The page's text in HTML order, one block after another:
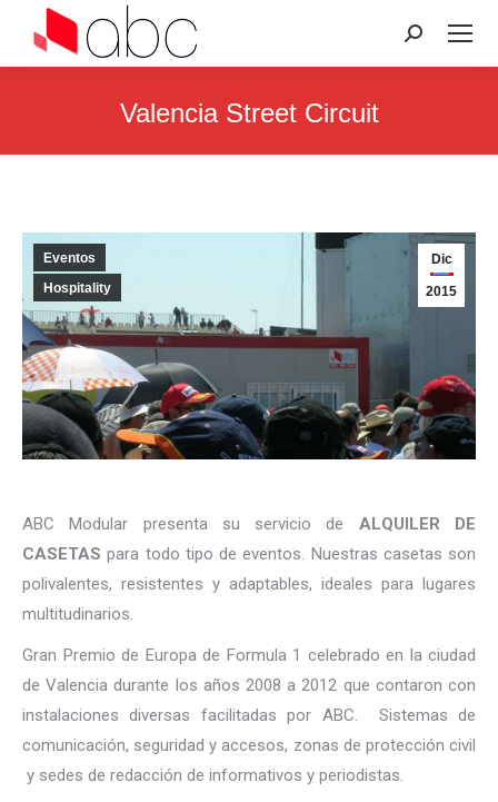
Search:
Valencia Street Circuit
Dic
2015
Eventos
Hospitality
ABC Modular presenta su servicio de ALQUILER DE
CASETAS para todo tipo de eventos. Nuestras casetas son
polivalentes, resistentes y adaptables, ideales para lugares
multitudinarios.
Gran Premio de Europa de Formula 1 celebrado en la ciudad
de Valencia durante los años 2008 a 2012 que contaron con
instalaciones diversas facilitadas por ABC. Sistemas de
comunicación, seguridad y accesos, zonas de protección civil
y sedes de redacción de informativos y periodistas.